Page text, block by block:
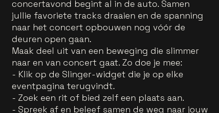
concertavond begint al in de auto. Samen
jullie favoriete tracks draaien en de spanning
naar het concert opbouwen nog vóór de
deuren open gaan.
Maak deel uit van een beweging die slimmer
naar en van concert gaat. Zo doe je mee:
- Klik op de Slinger-widget die je op elke
eventpagina terugvindt.
- Zoek een rit of bied zelf een plaats aan.
- Spreek af en beleef samen de weg naar jouw